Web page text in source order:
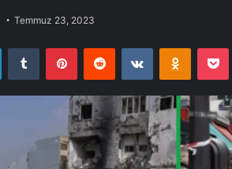
Temmuz 23, 2023
LinkedInTumblr PinterestReddit VKontakte